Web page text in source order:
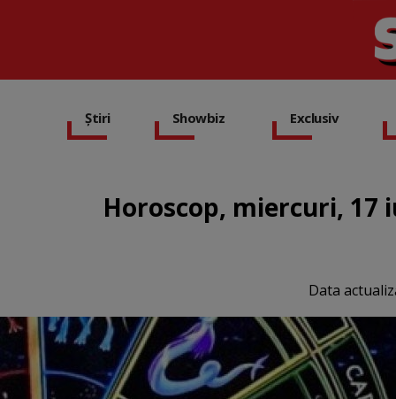
Știri Showbiz Exclusiv
Horoscop, miercuri, 17
Data